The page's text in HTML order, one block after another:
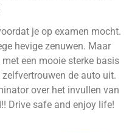
je op examen mocht.
hevige zenuwen. Maar
een mooie sterke basis
de auto uit.
over het invullen van
Drive safe and enjoy life!